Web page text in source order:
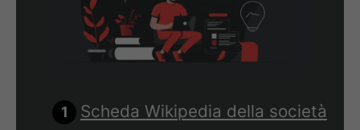
Scheda Wikipedia della società